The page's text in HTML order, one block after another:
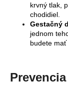
krvný tlak,
chodidiel.
Gestačný
jednom
budete